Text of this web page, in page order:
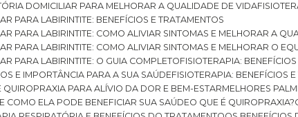
DOMICILIAR PARA MELHORAR A QUALIDADE DE VIDA
PARA LABIRINTITE: BENEFÍCIOS E TRATAMENTOS
PARA LABIRINTITE: COMO ALIVIAR SINTOMAS E MELHORAR A
PARA LABIRINTITE: COMO ALIVIAR SINTOMAS E MELHORAR O
PARA LABIRINTITE: O GUIA COMPLETO
FISIOTERAPIA:
E IMPORTÂNCIA PARA A SUA SAÚDE FISIOTERAPIA: BENEFÍCIOS
QUIROPRAXIA PARA ALÍVIO DA DOR E BEM-ESTAR
MELHORES
E COMO ELA PODE BENEFICIAR SUA SAÚDE
O QUE É QUIROPRAXIA?